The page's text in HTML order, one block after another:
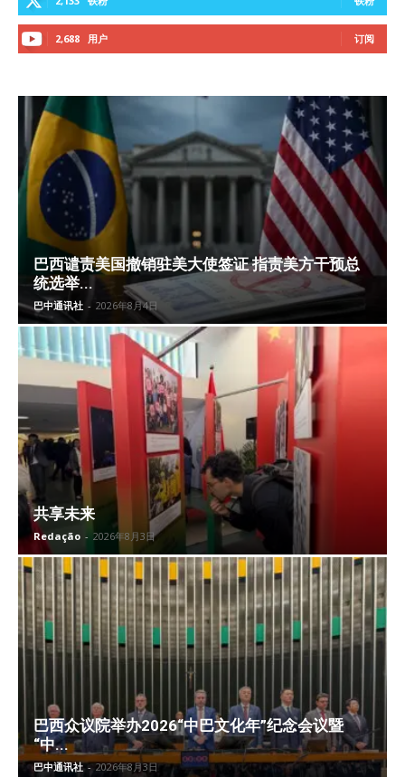
2,688 用户 订阅
巴西谴责美国撤销驻美大使签证 指责美方干预总
统选举...
巴中通讯社 - 2026年8月4日
共享未来
Redação - 2026年8月3日
巴西众议院举办2026“中巴文化年”纪念会议暨
“中...
巴中通讯社 - 2026年8月3日